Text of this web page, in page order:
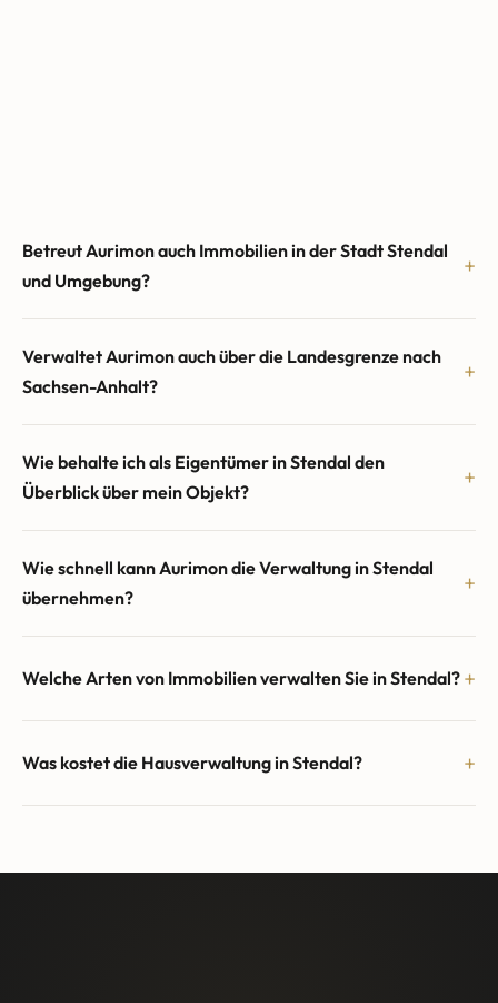
Betreut Aurimon auch Immobilien in der Stadt Stendal
und Umgebung?
Verwaltet Aurimon auch über die Landesgrenze nach
Sachsen-Anhalt?
Wie behalte ich als Eigentümer in Stendal den
Überblick über mein Objekt?
Wie schnell kann Aurimon die Verwaltung in Stendal
übernehmen?
Welche Arten von Immobilien verwalten Sie in Stendal?
Was kostet die Hausverwaltung in Stendal?